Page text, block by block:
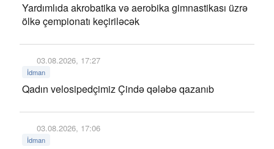
Yardımlıda akrobatika və aerobika gimnastikası üzrə
ölkə çempionatı keçiriləcək
03.08.2026, 17:27
İdman
Qadın velosipedçimiz Çində qələbə qazanıb
03.08.2026, 17:06
İdman